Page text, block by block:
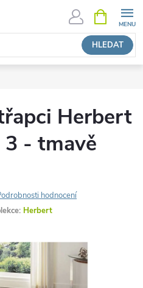
HLEDAT
NÁKUPNÍ
KOŠÍK
Herbert
- tmavě
hodnocení
Herbert